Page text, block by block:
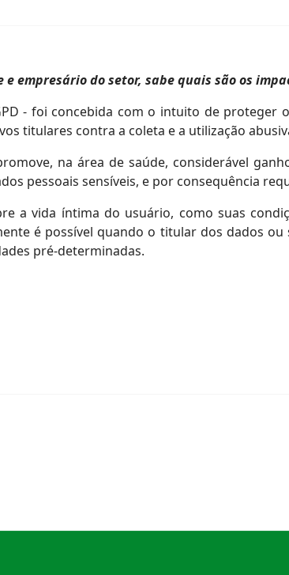
empresário do setor, sabe quais são os
- foi concebida com o intuito de proteger
titulares contra a coleta e a utilização
na área de saúde, considerável
pessoais sensíveis, e por consequência
a vida íntima do usuário, como suas
é possível quando o titular dos dados ou
pré-determinadas.